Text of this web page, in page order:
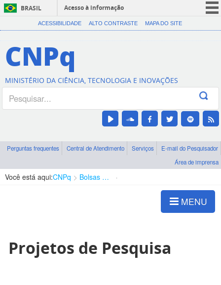
BRASIL
Acesso à informação
CORONAVÍRUS (COVID-19)
Canais
ACESSIBILIDADE ALTO CONTRASTE MAPA DO SITE
CNPq
MINISTÉRIO DA CIÊNCIA, TECNOLOGIA E INOVAÇÕES
Perguntas frequentes Central de Atendimento Serviços
E-mail do Pesquisador
Área de imprensa
Você está aqui:CNPq Bolsas e Auxílios Vigentes
MENU
Projetos de Pesquisa